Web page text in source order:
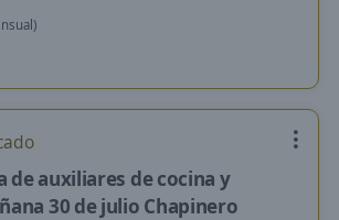
de auxiliares de cocina y
30 de julio Chapinero